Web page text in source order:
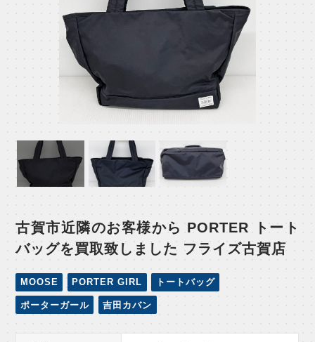
古賀市近隣のお客様から PORTER トート
バッグを買取致しました フライズ古賀店
MOOSE PORTER GIRL トートバッグ
ポーターガール 吉田カバン